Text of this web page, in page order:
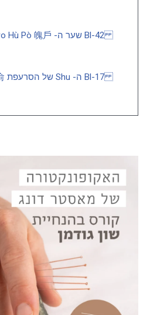
Bl-42 שער ה- Po Hù Pò 魄戶
Bl-17 ה- Shu של הסרעפת Gé Shu 膈俞